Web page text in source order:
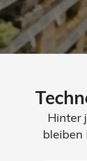
Hinter